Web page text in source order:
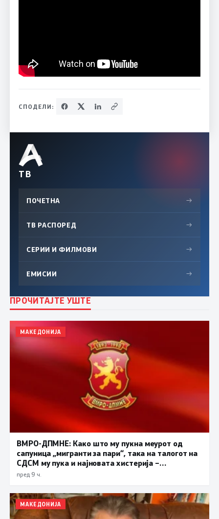
СПОДЕЛИ:
ТВ
ПОЧЕТНА →
ТВ РАСПОРЕД →
СЕРИИ И ФИЛМОВИ →
ЕМИСИИ →
ПРОЧИТАЈТЕ УШТЕ
МАКЕДОНИЈА
ВМРО-ДПМНЕ: Како што му пукна меурот од
сапуница „мигранти за пари“, така на талогот на
СДСМ му пука и најновата хистерија –
прифаќање на француски предлог
пред 9 ч.
МАКЕДОНИЈА